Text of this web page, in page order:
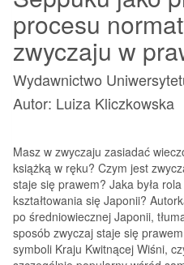
procesu
zwyczaju w
Wydawnictwo
Autor: Luiza Kliczkowska
Masz w zwyczaju zasiadać
książką w ręku? Czym jest
staje się prawem? Jaka była
kształtowania się Japonii?
po średniowiecznej Japonii,
sposób zwyczaj staje się
symboli Kraju Kwitnącej Wiśni,